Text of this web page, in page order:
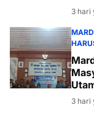
3 hari
3 hari